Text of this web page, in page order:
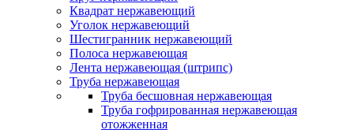
Квадрат нержавеющий
Уголок нержавеющий
Шестигранник нержавеющий
Полоса нержавеющая
Лента нержавеющая (штрипс)
Труба нержавеющая
Труба бесшовная нержавеющая
Труба гофрированная нержавеющая
отожженная